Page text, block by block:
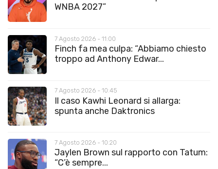
WNBA 2027”
7 Agosto 2026 - 11:00
Finch fa mea culpa: “Abbiamo chiesto
troppo ad Anthony Edwar...
7 Agosto 2026 - 10:45
Il caso Kawhi Leonard si allarga:
spunta anche Daktronics
7 Agosto 2026 - 10:20
Jaylen Brown sul rapporto con Tatum:
“C’è sempre...